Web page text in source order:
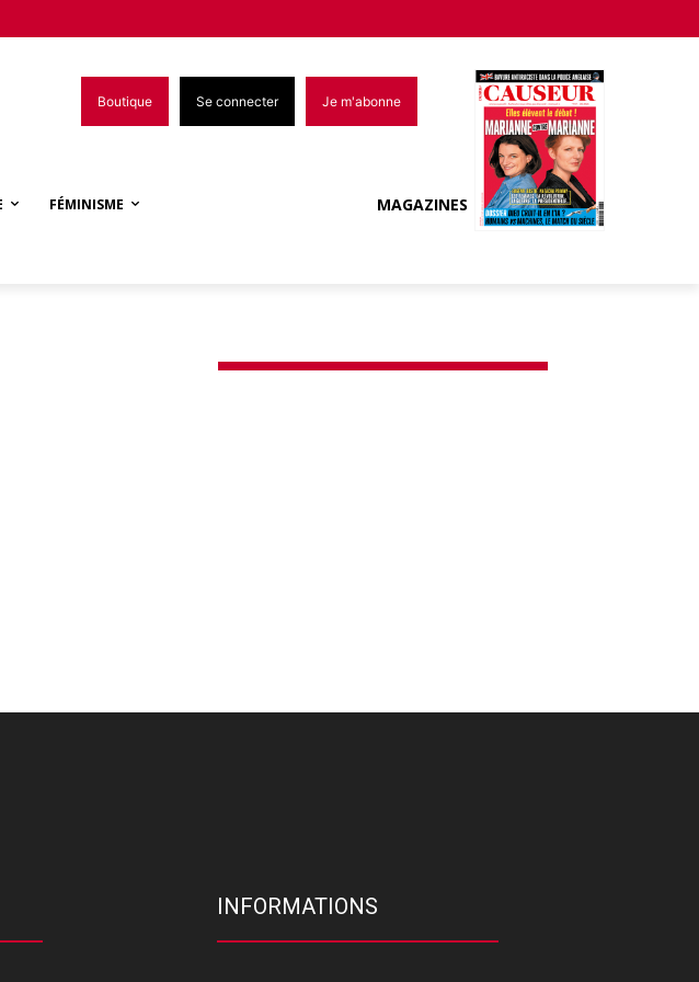
Boutique Se connecter Je m'abonne
FÉMINISME MAGAZINES
INFORMATIONS